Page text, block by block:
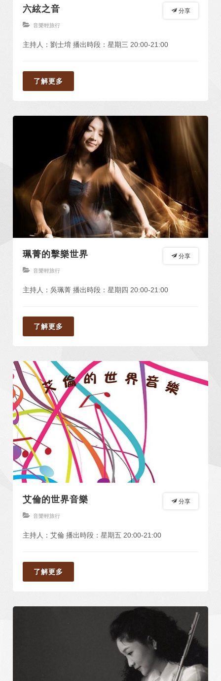
分享
六絃之音
音樂輕旅行
主持人：劉士堉 播出時段：星期三 20:00-21:00
了解更多
分享
珮菁的擊樂世界
音樂輕旅行
主持人：吳珮菁 播出時段：星期四 20:00-21:00
了解更多
分享
艾倫的世界音樂
音樂輕旅行
主持人：艾倫 播出時段：星期五 20:00-21:00
了解更多